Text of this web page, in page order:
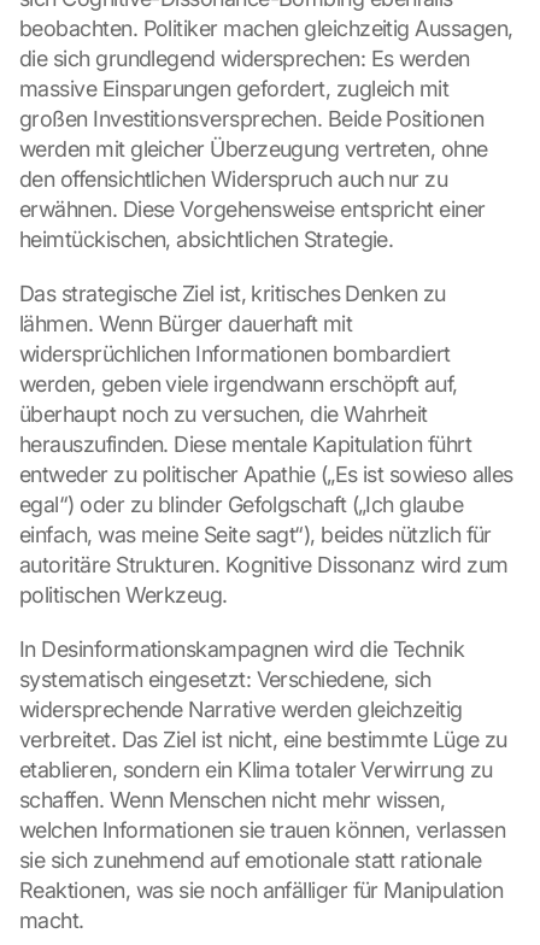
beobachten. Politiker machen gleichzeitig Aussagen,
die sich grundlegend widersprechen: Es werden
massive Einsparungen gefordert, zugleich mit
großen Investitionsversprechen. Beide Positionen
werden mit gleicher Überzeugung vertreten, ohne
den offensichtlichen Widerspruch auch nur zu
erwähnen. Diese Vorgehensweise entspricht einer
heimtückischen, absichtlichen Strategie.
Das strategische Ziel ist, kritisches Denken zu
lähmen. Wenn Bürger dauerhaft mit
widersprüchlichen Informationen bombardiert
werden, geben viele irgendwann erschöpft auf,
überhaupt noch zu versuchen, die Wahrheit
herauszufinden. Diese mentale Kapitulation führt
entweder zu politischer Apathie („Es ist sowieso alles
egal“) oder zu blinder Gefolgschaft („Ich glaube
einfach, was meine Seite sagt“), beides nützlich für
autoritäre Strukturen. Kognitive Dissonanz wird zum
politischen Werkzeug.
In Desinformationskampagnen wird die Technik
systematisch eingesetzt: Verschiedene, sich
widersprechende Narrative werden gleichzeitig
verbreitet. Das Ziel ist nicht, eine bestimmte Lüge zu
etablieren, sondern ein Klima totaler Verwirrung zu
schaffen. Wenn Menschen nicht mehr wissen,
welchen Informationen sie trauen können, verlassen
sie sich zunehmend auf emotionale statt rationale
Reaktionen, was sie noch anfälliger für Manipulation
macht.